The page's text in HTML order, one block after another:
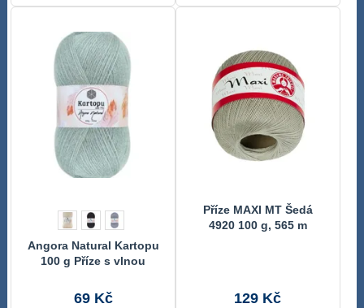
Angora Natural Kartopu
100 g Příze s vlnou
69 Kč
Příze MAXI MT Šedá
4920 100 g, 565 m
129 Kč